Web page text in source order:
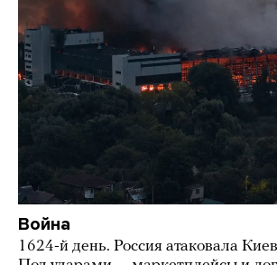
Война
1624-й день. Россия атаковала